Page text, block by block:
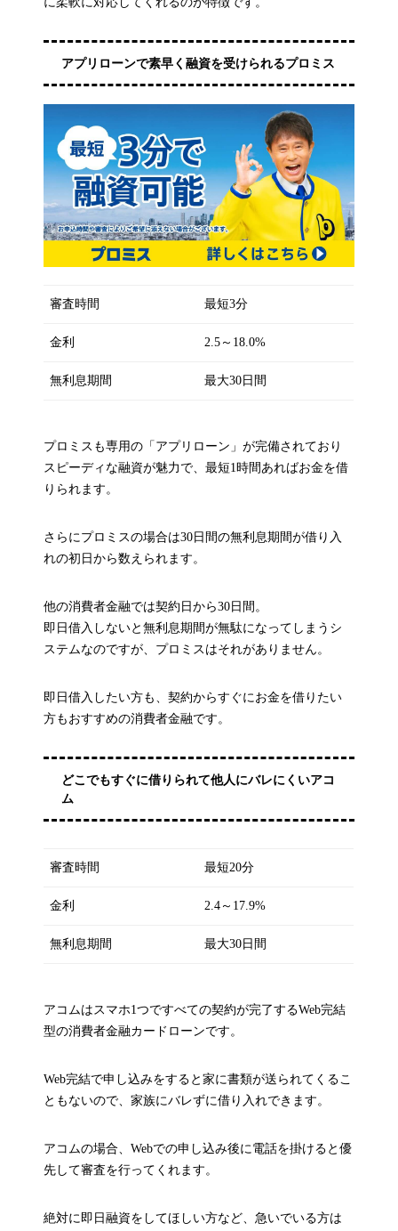
アプリローンで素早く融資を受けられるプロミス
審査時間 最短3分
金利 2.5～18.0%
無利息期間 最大30日間
プロミスも専用の「アプリローン」が完備されており
スピーディな融資が魅力で、最短1時間あればお金を借
りられます。
さらにプロミスの場合は30日間の無利息期間が借り入
れの初日から数えられます。
他の消費者金融では契約日から30日間。
即日借入しないと無利息期間が無駄になってしまうシ
ステムなのですが、プロミスはそれがありません。
即日借入したい方も、契約からすぐにお金を借りたい
方もおすすめの消費者金融です。
どこでもすぐに借りられて他人にバレにくいアコ
ム
審査時間 最短20分
金利 2.4～17.9%
無利息期間 最大30日間
アコムはスマホ1つですべての契約が完了するWeb完結
型の消費者金融カードローンです。
Web完結で申し込みをすると家に書類が送られてくるこ
ともないので、家族にバレずに借り入れできます。
アコムの場合、Webでの申し込み後に電話を掛けると優
先して審査を行ってくれます。
絶対に即日融資をしてほしい方など、急いでいる方は